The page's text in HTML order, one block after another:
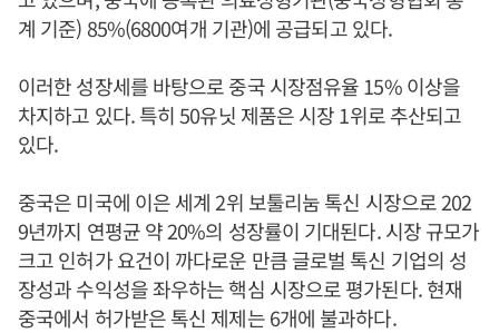
계 기준) 85%(6800여개 기관)에 공급되고 있다.
이러한 성장세를 바탕으로 중국 시장점유율 15% 이상을
차지하고 있다. 특히 50유닛 제품은 시장 1위로 추산되고
있다.
중국은 미국에 이은 세계 2위 보툴리눔 톡신 시장으로 202
9년까지 연평균 약 20%의 성장률이 기대된다. 시장 규모가
크고 인허가 요건이 까다로운 만큼 글로벌 톡신 기업의 성
장성과 수익성을 좌우하는 핵심 시장으로 평가된다. 현재
중국에서 허가받은 톡신 제제는 6개에 불과하다.